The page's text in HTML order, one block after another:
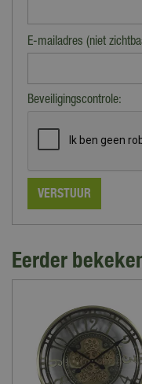
E-mailadres (niet
Beveiligingscontrole:
Eerder